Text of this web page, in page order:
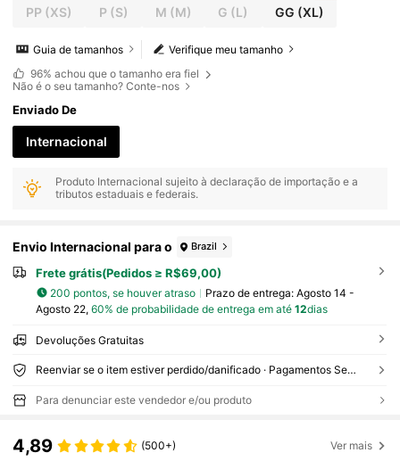
PP (XS) P (S) M (M) G (L) GG (XL)
Verifique meu tamanho
Guia de tamanhos
96% achou que o tamanho era fiel
Não é o seu tamanho? Conte-nos
Enviado De
Internacional
Produto Internacional sujeito à declaração de importação e a
tributos estaduais e federais.
Envio Internacional para o Brazil
Frete grátis(Pedidos ≥ R$69,00)
200 pontos, se houver atraso Prazo de entrega: Agosto 14 -
Agosto 22, 60% de probabilidade de entrega em até 12dias
Devoluções Gratuitas
Reenviar se o item estiver perdido/danificado · Pagamentos Seguros · Proteção de privacidade
Para denunciar este vendedor e/ou produto
4,89 (500+) Ver mais